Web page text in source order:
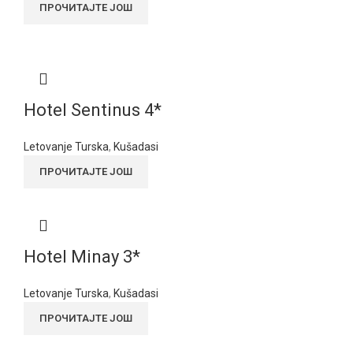
ПРОЧИТАЈТЕ ЈОШ
Hotel Sentinus 4*
Letovanje Turska, Kušadasi
ПРОЧИТАЈТЕ ЈОШ
Hotel Minay 3*
Letovanje Turska, Kušadasi
ПРОЧИТАЈТЕ ЈОШ